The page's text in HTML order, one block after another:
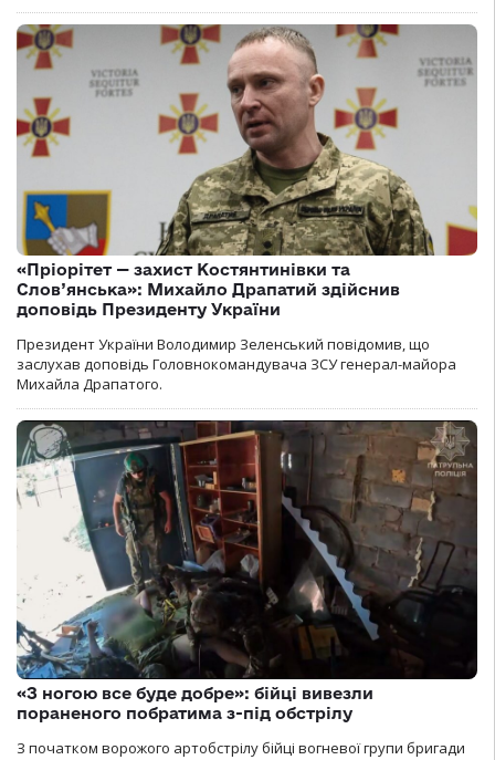
«Пріорітет — захист Костянтинівки та
Слов’янська»: Михайло Драпатий здійснив
доповідь Президенту України
Президент України Володимир Зеленський повідомив, що
заслухав доповідь Головнокомандувача ЗСУ генерал-майора
Михайла Драпатого.
«З ногою все буде добре»: бійці вивезли
пораненого побратима з-під обстрілу
З початком ворожого артобстрілу бійці вогневої групи бригади